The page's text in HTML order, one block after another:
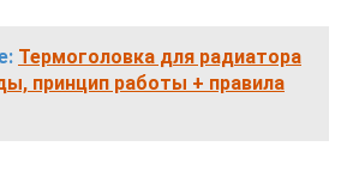
Термоголовка для радиатора
принцип работы + правила